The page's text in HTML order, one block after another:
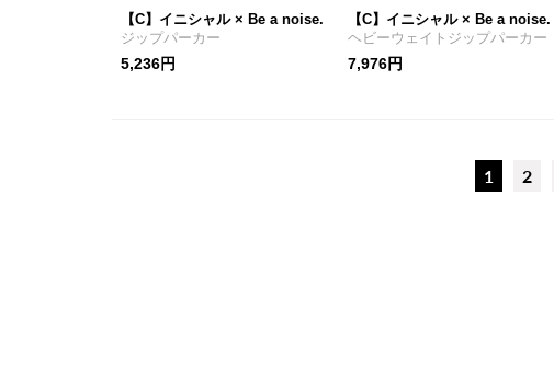
【C】イニシャル × Be a noise.
ジップパーカー
5,236円
【C】イニシャル × Be a noise.
ヘビーウェイトジップパーカー
7,976円
1 2